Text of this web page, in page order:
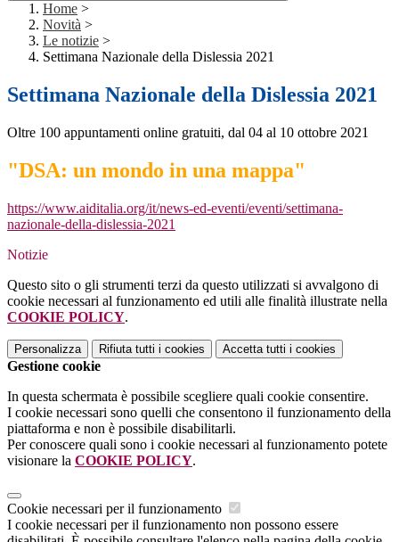
Home >
Novità >
Le notizie >
Settimana Nazionale della Dislessia 2021
Settimana Nazionale della Dislessia 2021
Oltre 100 appuntamenti online gratuiti, dal 04 al 10 ottobre 2021
"DSA: un mondo in una mappa"
https://www.aiditalia.org/it/news-ed-eventi/eventi/settimana-
nazionale-della-dislessia-2021
Notizie
Questo sito o gli strumenti terzi da questo utilizzati si avvalgono di
cookie necessari al funzionamento ed utili alle finalità illustrate nella
COOKIE POLICY.
Personalizza Rifiuta tutti i cookies Accetta tutti i cookies
Gestione cookie
In questa schermata è possibile scegliere quali cookie consentire.
I cookie necessari sono quelli che consentono il funzionamento della
piattaforma e non è possibile disabilitarli.
Per conoscere quali sono i cookie necessari al funzionamento potete
visionare la COOKIE POLICY.
Cookie necessari per il funzionamento
I cookie necessari per il funzionamento non possono essere